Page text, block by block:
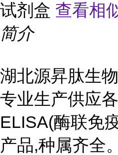
试剂盒 查看相
简介
湖北源昇肽生
专业生产供应
ELISA(酶联免
产品,种属齐全